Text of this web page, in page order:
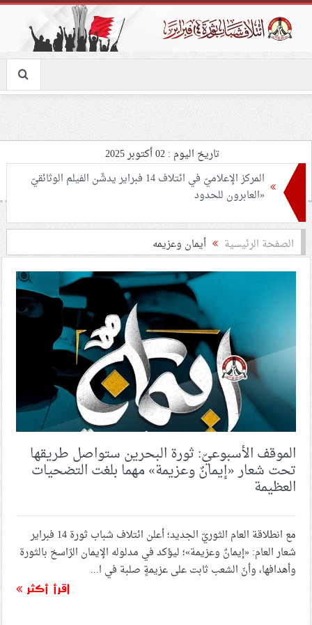
تاريخ اليوم : 02 أكتوبر 2025
تمديد سجن نجل «الرادود مهدي سهوان» لأسبوعين
الحكم على معتقل الرأي «حسن عبد الكريم» بالمؤبّد
ائتلاف 14 فبراير يدعو إلى مزيد من الاستعداد واليقظة
لمواجهة القوى الاستعماريّة الراهنة
الجالية البحرانيّة في قمّ تقيم حفلًا تأبينيًّا للشهيدين
السيّدين «نصر الله والصفيّ الدين»
رابطة الصحافة البحرينيّة: كيف فقدت الصحافة في البحرين
دورها كوسيط بين الدولة والمجتمع؟
انطلاق الحملة الشعبيّة «المنامة ترفض التطبيع»
ذكرى الشهيد الحاج جعفر لطف الله.. رحيل تخطّى السنوات
شعب البحرين يواصل إحياء الذكرى الأولى لشهادة السيّدين
الصفحة الرئيسية أيمان وعزيمه
الموقف الأسبوعيّ: ثورة البحرين ستواصل طريقها
تحت شعار «إيمانٌ وعزيمة» مهما بلغت التضحيات
العظيمة
مع انطلاقة العام الثوريّ الجديد؛ أعلن ائتلاف شباب ثورة 14 فبراير
شعار العام: «إيمانٌ وعزيمة»؛ ليؤكد في مدلوله الإيمان الرّاسخ بالثورة
وأهدافها، وأنّ الشعب ثابت على عزيمةٍ صلبة في ا...
اقرأ أكثر